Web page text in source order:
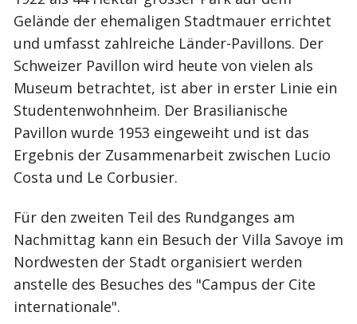
Gelände der ehemaligen Stadtmauer errichtet
und umfasst zahlreiche Länder-Pavillons. Der
Schweizer Pavillon wird heute von vielen als
Museum betrachtet, ist aber in erster Linie ein
Studentenwohnheim. Der Brasilianische
Pavillon wurde 1953 eingeweiht und ist das
Ergebnis der Zusammenarbeit zwischen Lucio
Costa und Le Corbusier.
Für den zweiten Teil des Rundganges am
Nachmittag kann ein Besuch der Villa Savoye im
Nordwesten der Stadt organisiert werden
anstelle des Besuches des "Campus der Cite
internationale".